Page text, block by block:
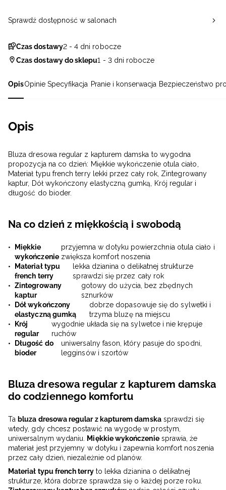
OpisOpinie Specyfikacja Pranie i konserwacja Bezpieczeństwo
Opis
Bluza dresowa regular z kapturem damska to wygodna
propozycja na co dzień: Miękkie wykończenie otula ciało,
Materiał typu french terry lekki przez cały rok, Zintegrowany
kaptur, Dół wykończony elastyczną gumką, Krój regular i
długość do bioder.
Na co dzień z miękkością i swobodą
Miękkie
wykończenie
przyjemna w dotyku powierzchnia otula ciało i
zwiększa komfort noszenia
Materiał typu
french terry
lekka dzianina o delikatnej strukturze
sprawdzi się przez cały rok
Zintegrowany
kaptur
gotowy do użycia, bez zbędnych
sznurków
Dół wykończony
elastyczną gumką
dobrze dopasowuje się do sylwetki i
trzyma bluzę na miejscu
Krój
regular
wygodnie układa się na sylwetce i nie krępuje
ruchów
Długość do
bioder
uniwersalny fason, który pasuje do spodni,
legginsów i szortów
Bluza dresowa regular z kapturem damska
do codziennego komfortu
Ta bluza dresowa regular z kapturem damskasprawdzi się
wtedy, gdy chcesz postawić na wygodę w prostym,
uniwersalnym wydaniu. Miękkie wykończeniesprawia, że
materiał jest przyjemny w dotyku i zapewnia komfort noszenia
przez cały dzień, niezależnie od planów.
Materiał typu french terryto lekka dzianina o delikatnej
strukturze, która dobrze sprawdza się o każdej porze roku.
Czas dostawy2 - 4 dni robocze
Czas dostawy do sklepu1 - 3 dni robocze
Sprawdź dostępność w salonach